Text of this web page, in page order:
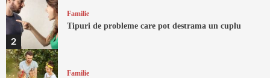
2
Familie
Tipuri de probleme care pot destrama un cuplu
Familie